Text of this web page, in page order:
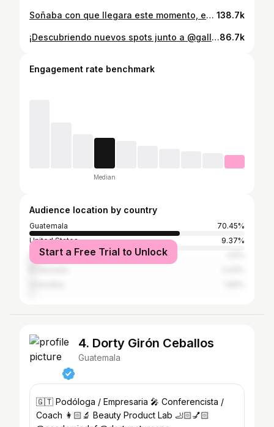
Soñaba con que llegara este momento, en el que preparara todo para recibir a mi bebé ☁️🧸 Mi sueño de ser mamá y poder tenerla entre mis brazos ya está cada vez más cerquita. ¡Qué emoción! 🤩 Gracias @huggiesgt por ser parte de esta nueva etapa 🥰 #Huggies #ActiveSec #nesting #nestwithme #baby 138.7k
¡Descubriendo nuevos spots junto a @galletasgama_! ☀️Esta vez nos venimos a disfrutar del atardecer de verano en un lugar llamado El Bambú, queda en Santa Elena Barillas. Tienen un puente de vidrio en las alturas 🤭 si eres amante de un poco de adrenalina, este lugar es para ti. Etiqueta en un comentario a la persona con la que te gustaría ir a ver el atardecer con vista a los volcanes✨💛 #Verano #GalletasGama #Guatemala #QuePeladoGuate #PerhapsYouNeedALittleGuatemala86.7k
Engagement rate benchmark
Median
Audience location by country
Guatemala
70.45%
United States
9.37%
Mexico
Start a Free Trial to Unlock
4. Dorty Girón Ceballos
Guatemala
🇬🇹 Podóloga / Empresaria 🎤 Conferencista /
Coach 👩🏻‍🔬 Beauty Product Lab 🦶🏻💅🏻